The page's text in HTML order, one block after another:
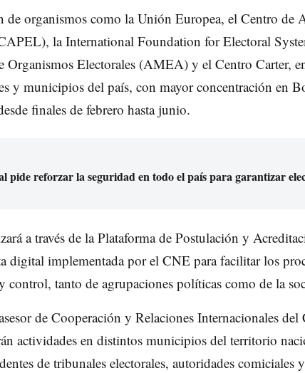
de organismos como la Unión Europea, el Centro de
la International Foundation for Electoral
Electorales (AMEA) y el Centro Carter,
y municipios del país, con mayor concentración en
finales de febrero hasta junio.
pide reforzar la seguridad en todo el país para garantizar
a través de la Plataforma de Postulación y
digital implementada por el CNE para facilitar los
control, tanto de agrupaciones políticas como de la
de Cooperación y Relaciones Internacionales
actividades en distintos municipios del territorio
de tribunales electorales, autoridades comiciales